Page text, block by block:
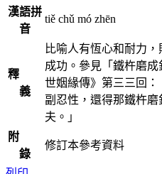
漢語拼
音
tiě chǔ mó zhēn
釋
義
比喻人有恆心和耐力
成功。參見「鐵杵磨成
世姻緣傳》第三三回：
副忍性，還得那鐵杵磨
夫。」
附
錄
修訂本參考資料